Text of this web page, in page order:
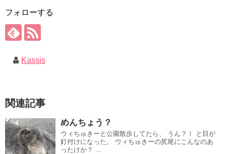
フォローする
Kassis
関連記事
めんちょう？
ウィちゅきーと公園散歩してたら、 うん？！ と目が
釘付けになった。 ウィちゅきーの尻尾にこんなのあ
ったけか？ ...